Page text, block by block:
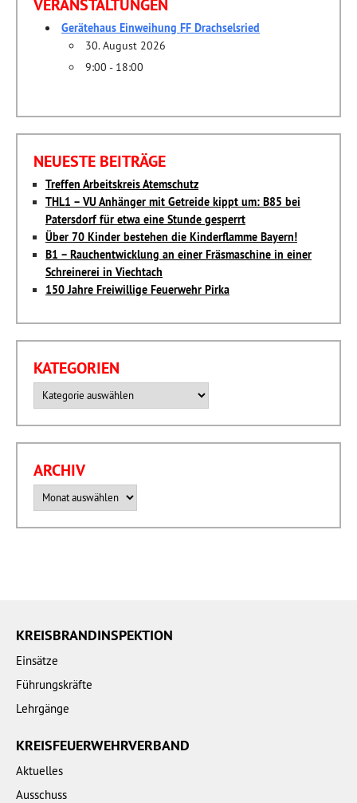
VERANSTALTUNGEN
Gerätehaus Einweihung FF Drachselsried
30. August 2026
9:00 - 18:00
NEUESTE BEITRÄGE
Treffen Arbeitskreis Atemschutz
THL1 – VU Anhänger mit Getreide kippt um: B85 bei
Patersdorf für etwa eine Stunde gesperrt
Über 70 Kinder bestehen die Kinderflamme Bayern!
B1 – Rauchentwicklung an einer Fräsmaschine in einer
Schreinerei in Viechtach
150 Jahre Freiwillige Feuerwehr Pirka
KATEGORIEN
Kategorien
ARCHIV
Archiv
KREISBRANDINSPEKTION
Einsätze
Führungskräfte
Lehrgänge
KREISFEUERWEHRVERBAND
Aktuelles
Ausschuss